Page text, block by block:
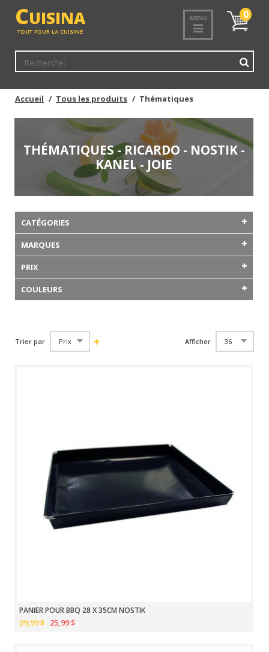
CUISINA
TOUT POUR LA CUISINE
MENU
Mon
panier
0
Accueil Tous les produits Thématiques
THÉMATIQUES - RICARDO - NOSTIK -
KANEL - JOIE
CATÉGORIES
MARQUES
PRIX
COULEURS
Trier par Afficher
PANIER POUR BBQ 28 X 35CM NOSTIK
29,99 $ 25,99 $